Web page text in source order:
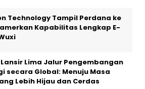
Technology Tampil Perdana ke
Kapabilitas Lengkap E-
Lima Jalur Pengembangan
secara Global: Menuju Masa
Lebih Hijau dan Cerdas